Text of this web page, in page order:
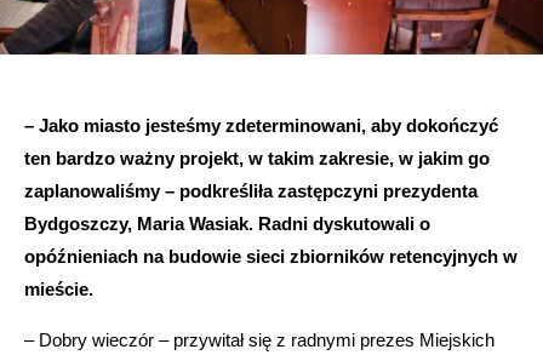
– Jako miasto jesteśmy zdeterminowani, aby dokończyć
ten bardzo ważny projekt, w takim zakresie, w jakim go
zaplanowaliśmy – podkreśliła zastępczyni prezydenta
Bydgoszczy, Maria Wasiak. Radni dyskutowali o
opóźnieniach na budowie sieci zbiorników retencyjnych w
mieście.
– Dobry wieczór – przywitał się z radnymi prezes Miejskich